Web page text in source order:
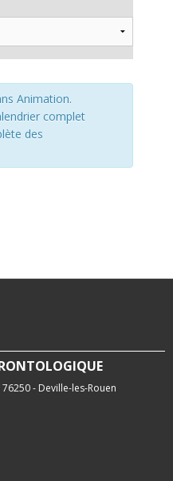
Animation.
complet
des
- Deville-les-Rouen